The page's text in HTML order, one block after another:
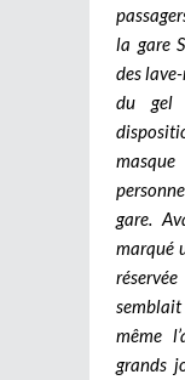
la gare
des
du gel
gare.
marqué
même
grands